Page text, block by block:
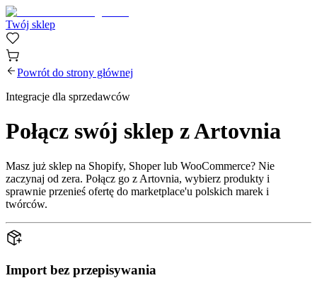
Twój sklep
Powrót do strony głównej
Integracje dla sprzedawców
Połącz swój sklep z Artovnia
Masz już sklep na Shopify, Shoper lub WooCommerce? Nie
zaczynaj od zera. Połącz go z Artovnia, wybierz produkty i
sprawnie przenieś ofertę do marketplace'u polskich marek i
twórców.
Import bez przepisywania